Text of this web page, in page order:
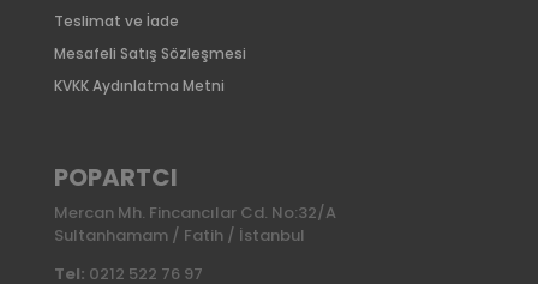
Teslimat ve İade
Mesafeli Satış Sözleşmesi
KVKK Aydınlatma Metni
POPARTCI
Mercan Mh. Fincancılar Cd. No:32/A
Sultanhamam / Fatih / İstanbul
Tel: 0212 522 76 97